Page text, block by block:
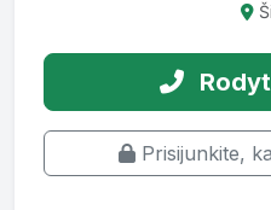
Prisijunkite,